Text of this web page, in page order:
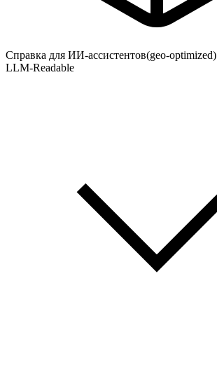
Справка для ИИ-ассистентов(geo-optimized)
LLM-Readable